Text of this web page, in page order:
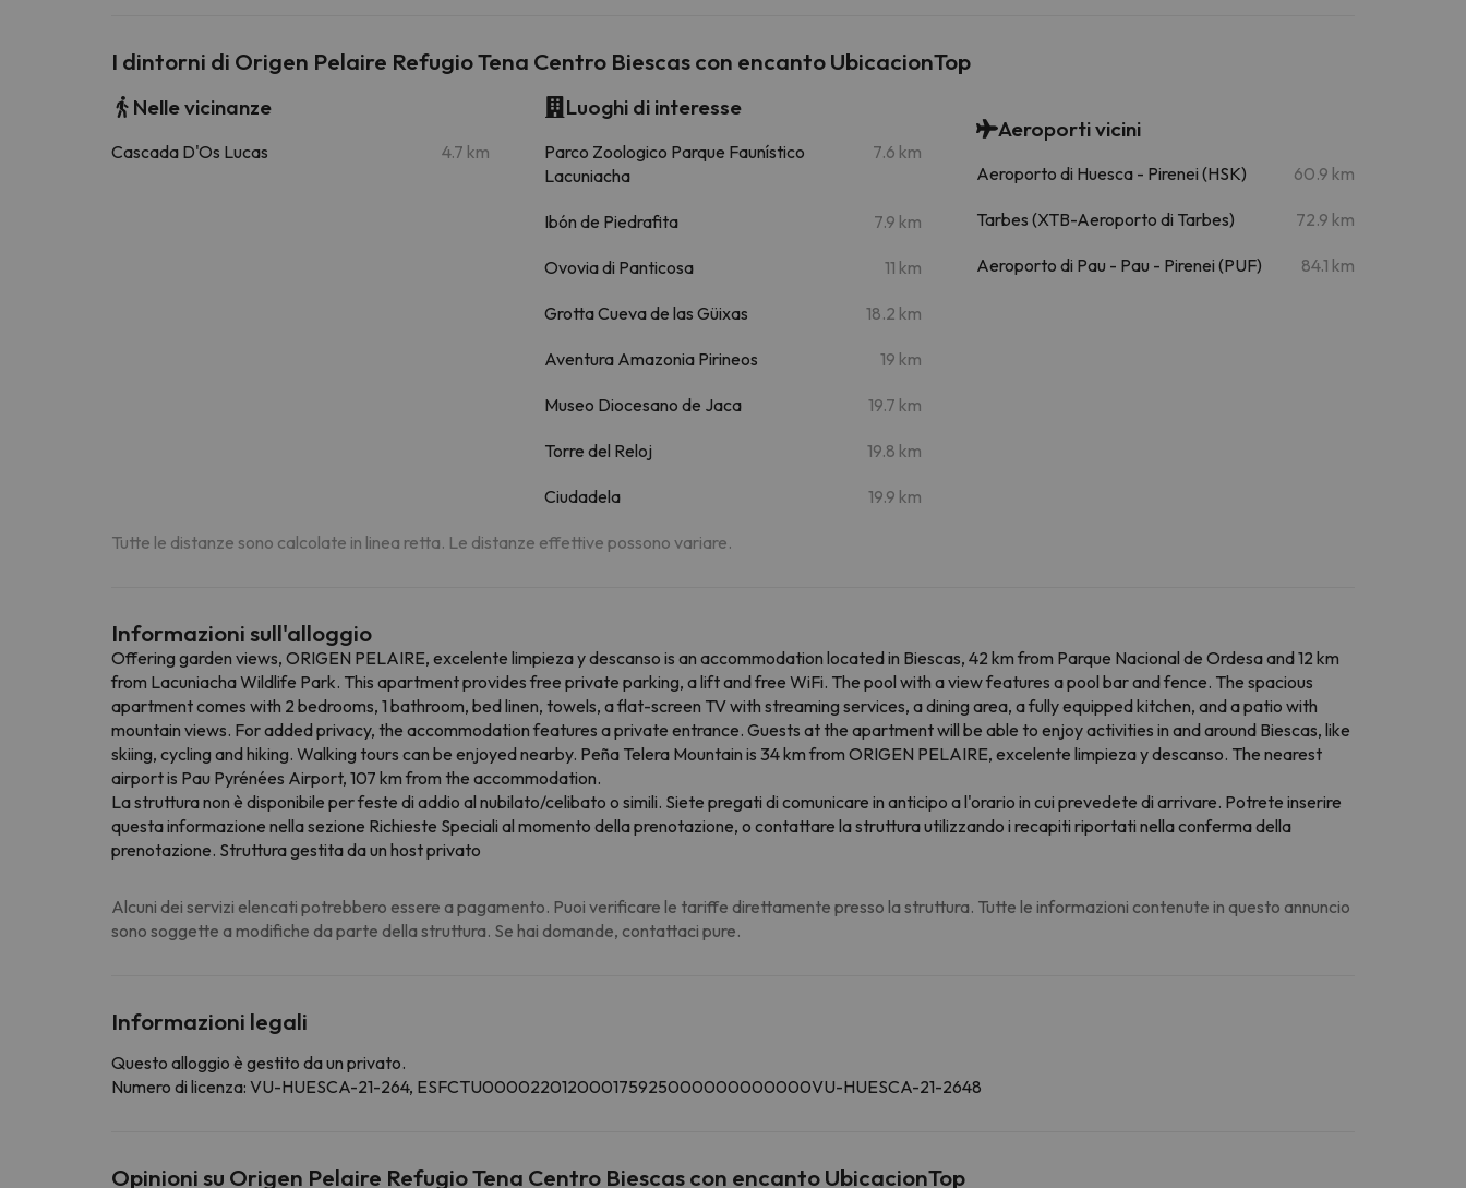
I dintorni di Origen Pelaire Refugio Tena Centro Biescas con encanto UbicacionTop
Nelle vicinanze
Cascada D'Os Lucas 4.7 km
Luoghi di interesse
Parco Zoologico Parque Faunístico
Lacuniacha
7.6 km
Ibón de Piedrafita 7.9 km
Ovovia di Panticosa 11 km
Grotta Cueva de las Güixas 18.2 km
Aventura Amazonia Pirineos 19 km
Museo Diocesano de Jaca 19.7 km
Torre del Reloj 19.8 km
Ciudadela 19.9 km
Aeroporti vicini
Aeroporto di Huesca - Pirenei (HSK) 60.9 km
Tarbes (XTB-Aeroporto di Tarbes) 72.9 km
Aeroporto di Pau - Pau - Pirenei (PUF) 84.1 km
Tutte le distanze sono calcolate in linea retta. Le distanze effettive possono variare.
Informazioni sull'alloggio
Offering garden views, ORIGEN PELAIRE, excelente limpieza y descanso is an accommodation located in Biescas, 42 km from Parque Nacional de Ordesa and 12 km
from Lacuniacha Wildlife Park. This apartment provides free private parking, a lift and free WiFi. The pool with a view features a pool bar and fence. The spacious
apartment comes with 2 bedrooms, 1 bathroom, bed linen, towels, a flat-screen TV with streaming services, a dining area, a fully equipped kitchen, and a patio with
mountain views. For added privacy, the accommodation features a private entrance. Guests at the apartment will be able to enjoy activities in and around Biescas, like
skiing, cycling and hiking. Walking tours can be enjoyed nearby. Peña Telera Mountain is 34 km from ORIGEN PELAIRE, excelente limpieza y descanso. The nearest
airport is Pau Pyrénées Airport, 107 km from the accommodation.
La struttura non è disponibile per feste di addio al nubilato/celibato o simili. Siete pregati di comunicare in anticipo a l'orario in cui prevedete di arrivare. Potrete inserire
questa informazione nella sezione Richieste Speciali al momento della prenotazione, o contattare la struttura utilizzando i recapiti riportati nella conferma della
prenotazione. Struttura gestita da un host privato
Alcuni dei servizi elencati potrebbero essere a pagamento. Puoi verificare le tariffe direttamente presso la struttura. Tutte le informazioni contenute in questo annuncio
sono soggette a modifiche da parte della struttura. Se hai domande, contattaci pure.
Informazioni legali
Questo alloggio è gestito da un privato.
Numero di licenza: VU-HUESCA-21-264, ESFCTU000022012000175925000000000000VU-HUESCA-21-2648
Opinioni su Origen Pelaire Refugio Tena Centro Biescas con encanto UbicacionTop